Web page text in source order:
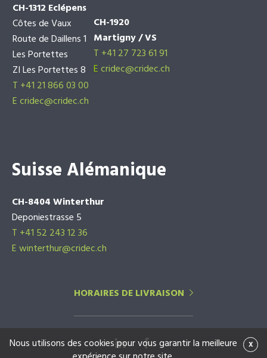
CH-1312 Eclépens
Côtes de Vaux
Route de Daillens 1
Les Portettes
ZI Les Portettes 8
T +41 21 866 03 00
Ecridec@cridec.ch
CH-1920
Martigny / VS
T +41 27 723 61 91
Ecridec@cridec.ch
Suisse Alémanique
CH-8404 Winterthur
Deponiestrasse 5
T +41 52 243 12 36
E winterthur@cridec.ch
HORAIRES DE LIVRAISON
x
Nous utilisons des cookies pour vous garantir la meilleure